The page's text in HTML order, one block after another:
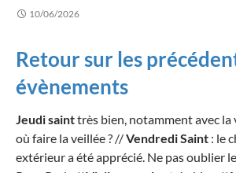
10/06/2026
Retour sur les
évènements
Jeudi sainttrès bien, notamment avec la
où faire la veillée ? //Vendredi Saint : le
extérieur a été apprécié. Ne pas oublier